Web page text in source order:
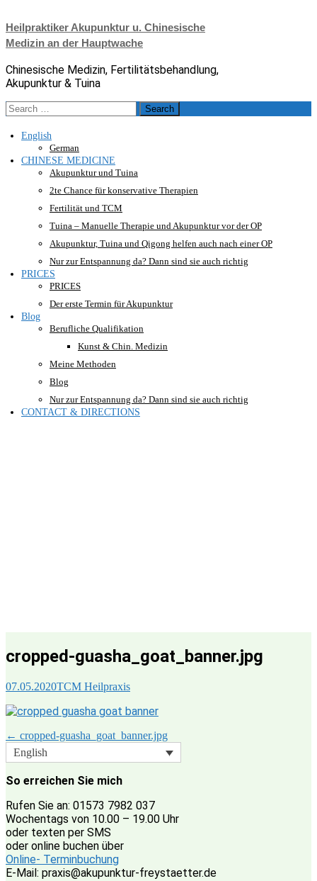
to
content
Heilpraktiker Akupunktur u. Chinesische
Medizin an der Hauptwache
Chinesische Medizin, Fertilitätsbehandlung,
Akupunktur & Tuina
Search
for:
English
German
CHINESE MEDICINE
Akupunktur und Tuina
2te Chance für konservative Therapien
Fertilität und TCM
Tuina – Manuelle Therapie und Akupunktur vor der OP
Akupunktur, Tuina und Qigong helfen auch nach einer OP
Nur zur Entspannung da? Dann sind sie auch richtig
PRICES
PRICES
Der erste Termin für Akupunktur
Blog
Berufliche Qualifikation
Kunst & Chin. Medizin
Meine Methoden
Blog
Nur zur Entspannung da? Dann sind sie auch richtig
CONTACT & DIRECTIONS
cropped-guasha_goat_banner.jpg
07.05.2020TCM Heilpraxis
Post
navigation
← cropped-guasha_goat_banner.jpg
English
So erreichen Sie mich
Rufen Sie an: 01573 7982 037
Wochentags von 10.00 – 19.00 Uhr
oder texten per SMS
oder online buchen über
Online- Terminbuchung
E-Mail: praxis@akupunktur-freystaetter.de